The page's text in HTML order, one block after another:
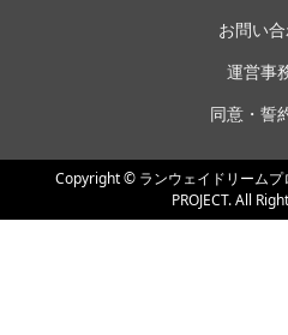
お問い
運営事
同意・誓
Copyright ©ランウェイドリームプ
PROJECT. All